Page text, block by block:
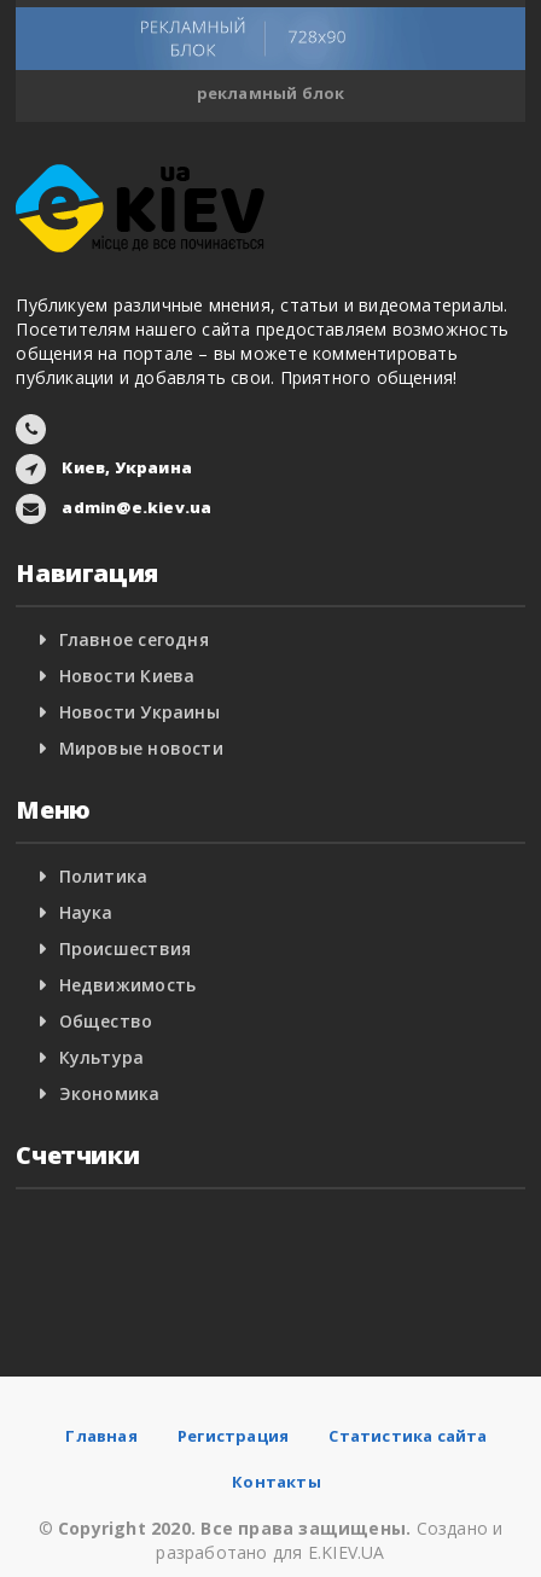
рекламный блок
Публикуем различные мнения, статьи и видеоматериалы.
Посетителям нашего сайта предоставляем возможность
общения на портале – вы можете комментировать
публикации и добавлять свои. Приятного общения!
Киев, Украина
admin@e.kiev.ua
Навигация
Главное сегодня
Новости Киева
Новости Украины
Мировые новости
Меню
Политика
Наука
Происшествия
Недвижимость
Общество
Культура
Экономика
Счетчики
Главная Регистрация Статистика сайта
Контакты
© Copyright 2020. Все права защищены. Создано и
разработано для E.KIEV.UA